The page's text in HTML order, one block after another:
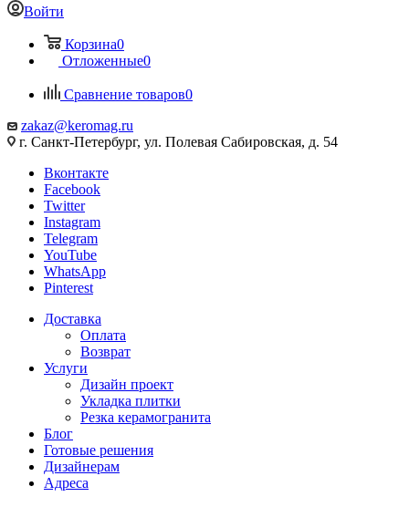
Войти
Корзина0
Отложенные0
Сравнение товаров0
zakaz@keromag.ru
г. Санкт-Петербург, ул. Полевая Сабировская, д. 54
Вконтакте
Facebook
Twitter
Instagram
Telegram
YouTube
WhatsApp
Pinterest
Доставка
Оплата
Возврат
Услуги
Дизайн проект
Укладка плитки
Резка керамогранита
Блог
Готовые решения
Дизайнерам
Адреса